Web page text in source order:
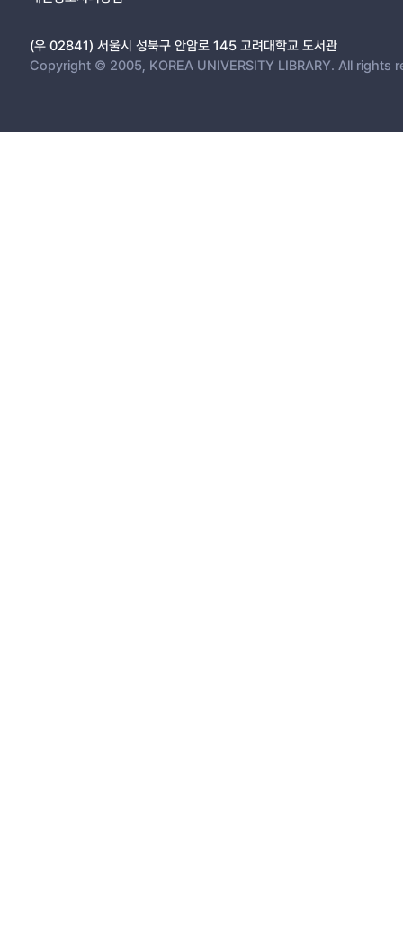
(우 02841) 서울시 성북구 안암로 145 고려대학교 도서관
Copyright © 2005, KOREA UNIVERSITY LIBRARY. All rights